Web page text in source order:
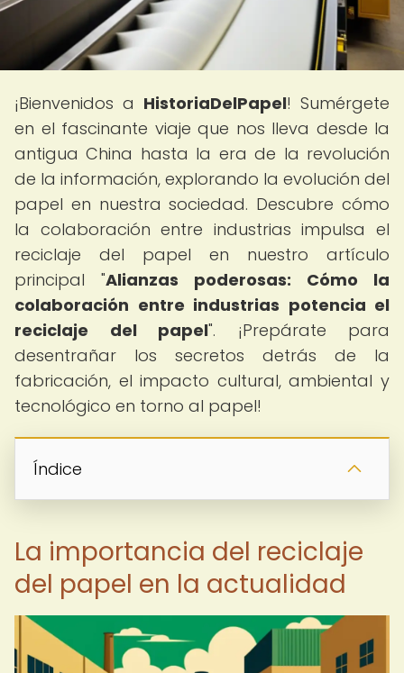
¡Bienvenidos a HistoriaDelPapel! Sumérgete
en el fascinante viaje que nos lleva desde la
antigua China hasta la era de la revolución
de la información, explorando la evolución del
papel en nuestra sociedad. Descubre cómo
la colaboración entre industrias impulsa el
reciclaje del papel en nuestro artículo
principal "Alianzas poderosas: Cómo la
colaboración entre industrias potencia el
reciclaje del papel". ¡Prepárate para
desentrañar los secretos detrás de la
fabricación, el impacto cultural, ambiental y
tecnológico en torno al papel!
Índice
La importancia del reciclaje
del papel en la actualidad